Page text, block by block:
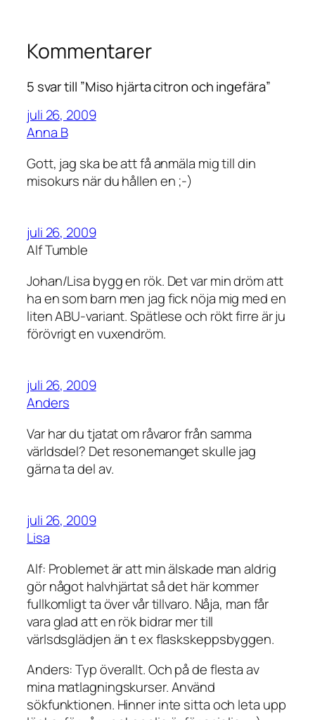
Kommentarer
5 svar till ”Miso hjärta citron och ingefära”
juli 26, 2009
Anna B
Gott, jag ska be att få anmäla mig till din
misokurs när du hållen en ;-)
juli 26, 2009
Alf Tumble
Johan/Lisa bygg en rök. Det var min dröm att
ha en som barn men jag fick nöja mig med en
liten ABU-variant. Spätlese och rökt firre är ju
förövrigt en vuxendröm.
juli 26, 2009
Anders
Var har du tjatat om råvaror från samma
världsdel? Det resonemanget skulle jag
gärna ta del av.
juli 26, 2009
Lisa
Alf: Problemet är att min älskade man aldrig
gör något halvhjärtat så det här kommer
fullkomligt ta över vår tillvaro. Nåja, man får
vara glad att en rök bidrar mer till
värlsdsglädjen än t ex flaskskeppsbyggen.
Anders: Typ överallt. Och på de flesta av
mina matlagningskurser. Använd
sökfunktionen. Hinner inte sitta och leta upp